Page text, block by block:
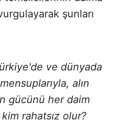
şunları
ve dünyada
alın
gücünü her daim
rahatsız olur?